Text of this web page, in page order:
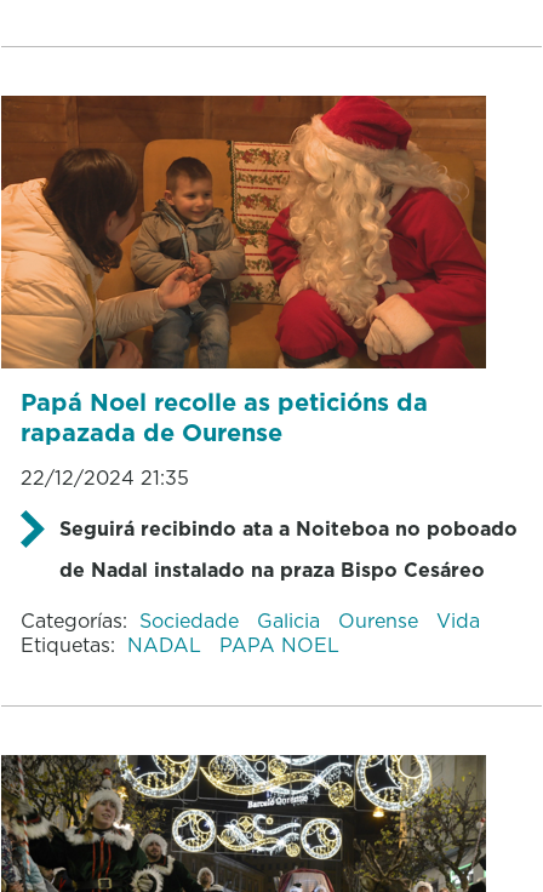
Papá Noel recolle as peticións da
rapazada de Ourense
22/12/2024 21:35
Seguirá recibindo ata a Noiteboa no poboado
de Nadal instalado na praza Bispo Cesáreo
Categorías: Sociedade Galicia Ourense
Vida
Etiquetas: NADAL PAPA NOEL